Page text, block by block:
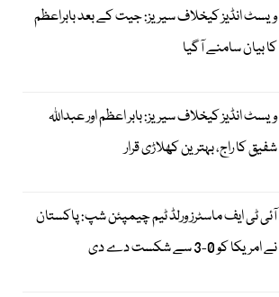
ویسٹ انڈیز کیخلاف سیریز: جیت کے بعد بابراعظم
کا بیان سامنے آگیا
ویسٹ انڈیز کیخلاف سیریز: بابر اعظم اور عبداللہ
شفیق کا راج، بہترین کھلاڑی قرار
آئی ٹی ایف ماسٹرز ورلڈ ٹیم چیمپئن شپ: پاکستان
نے امریکا کو 0-3 سے شکست دے دی